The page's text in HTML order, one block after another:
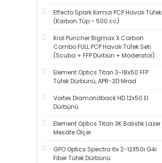
Effecto Spark Kırmızı PCP Havalı Tüfek
(Karbon Tüp - 500 cc)
Kral Puncher Bigmax X Carbon
Combo FULL PCP Havalı Tüfek Seti
(Scuba + FFP Dürbün + Moderator)
Element Optics Titan 3-18x50 FFP
Tüfek Dürbünü, APR-2D Mrad
Vortex Diamondback HD 12x50 El
Dürbünü
Element Optics Titan 3K Balistik Lazer
Mesafe Ölçer
GPO Optics Spectra 6x 2-12X50i G4i
Fiber Tüfek Dürbünü